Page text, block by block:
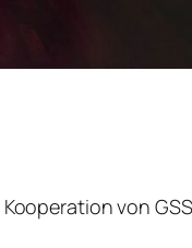
Kooperation von